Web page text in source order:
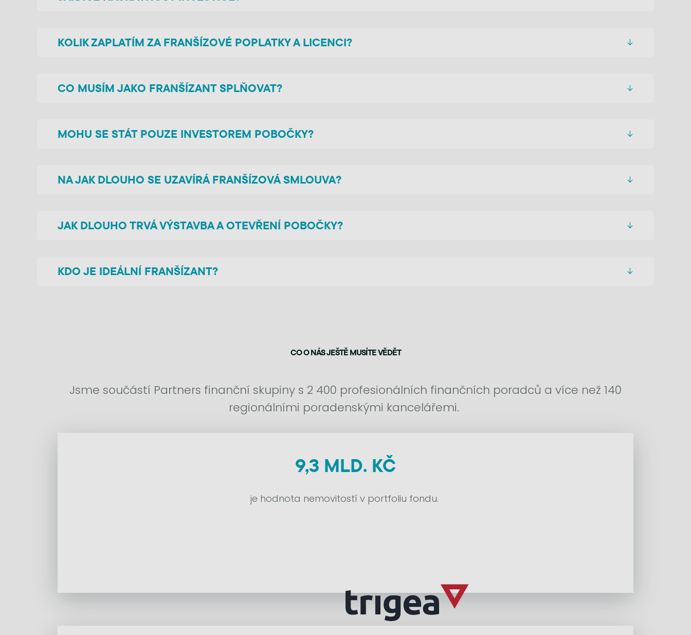
KOLIK ZAPLATÍM ZA FRANŠÍZOVÉ POPLATKY A LICENCI?
CO MUSÍM JAKO FRANŠÍZANT SPLŇOVAT?
MOHU SE STÁT POUZE INVESTOREM POBOČKY?
NA JAK DLOUHO SE UZAVÍRÁ FRANŠÍZOVÁ SMLOUVA?
JAK DLOUHO TRVÁ VÝSTAVBA A OTEVŘENÍ POBOČKY?
KDO JE IDEÁLNÍ FRANŠÍZANT?
CO O NÁS JEŠTĚ MUSÍTE VĚDĚT
Jsme součástí Partners finanční skupiny s 2 400 profesionálních finančních poradců a více než 140
regionálními poradenskými kancelářemi.
9,3 MLD. KČ
je hodnota nemovitostí v portfoliu fondu.